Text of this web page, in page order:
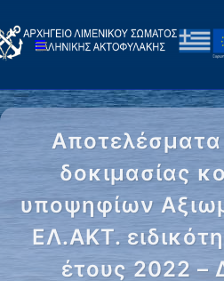
Αποτελέσματα
δοκιμασίας
υποψηφίων
ΕΛ.ΑΚΤ.
έτους 2022 –